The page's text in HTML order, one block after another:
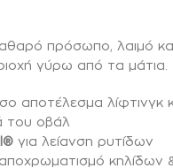
πρόσωπο, λαιμό και
γύρω από τα μάτια.
αποτέλεσμα λίφτινγκ
του οβάλ
για λείανση ρυτίδων
κηλίδων